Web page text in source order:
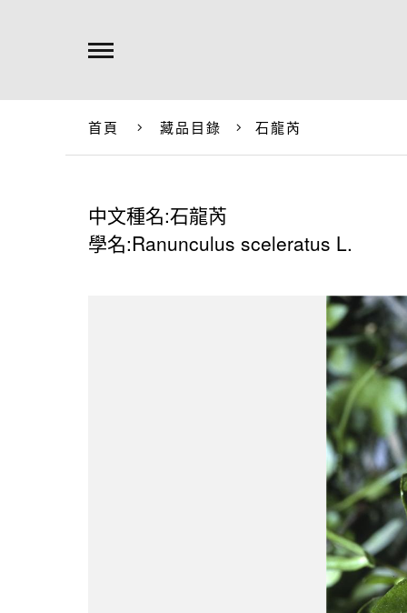
首頁 藏品目錄 石龍芮
中文種名:石龍芮
學名:Ranunculus sceleratus L.